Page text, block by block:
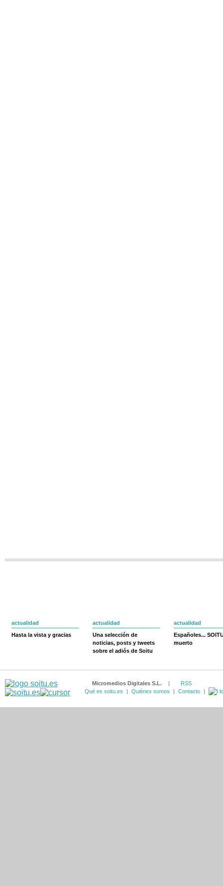
actualidad
Hasta la vista y gracias
actualidad
Una selección de
noticias, posts y tweets
sobre el adiós de Soitu
actualidad
Españoles...
muerto
Micromedios Digitales S.L. |
RSS
Qué es soitu.es
| Quiénes somos | Contacto |